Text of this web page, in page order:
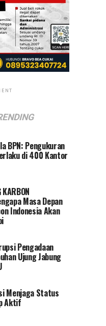
BPN: Pengukuran
di 400 Kantor
KARBON
Masa Depan
Indonesia Akan
Pengadaan
Ujung Jabung
Menjaga Status
Aktif